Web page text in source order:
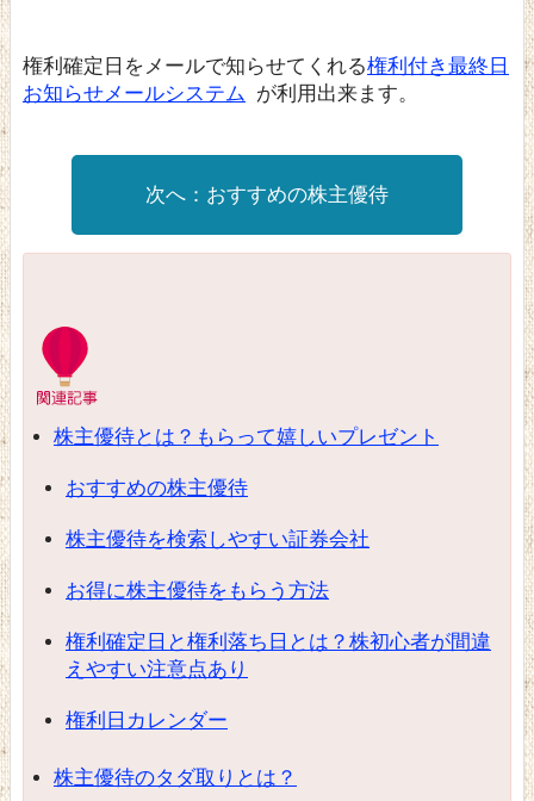
権利確定日をメールで知らせてくれる権利付き最終日
お知らせメールシステム が利用出来ます。
おすすめの株主優待
株主優待とは？もらって嬉しいプレゼント
おすすめの株主優待
株主優待を検索しやすい証券会社
お得に株主優待をもらう方法
権利確定日と権利落ち日とは？株初心者が間違
えやすい注意点あり
権利日カレンダー
株主優待のタダ取りとは？